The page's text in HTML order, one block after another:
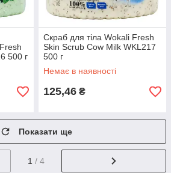
500 г
Скраб для тіла Wokali Fresh
Skin Scrub Cow Milk WKL217
500 г
Немає в наявності
125,46 ₴
Показати ще
1 / 4